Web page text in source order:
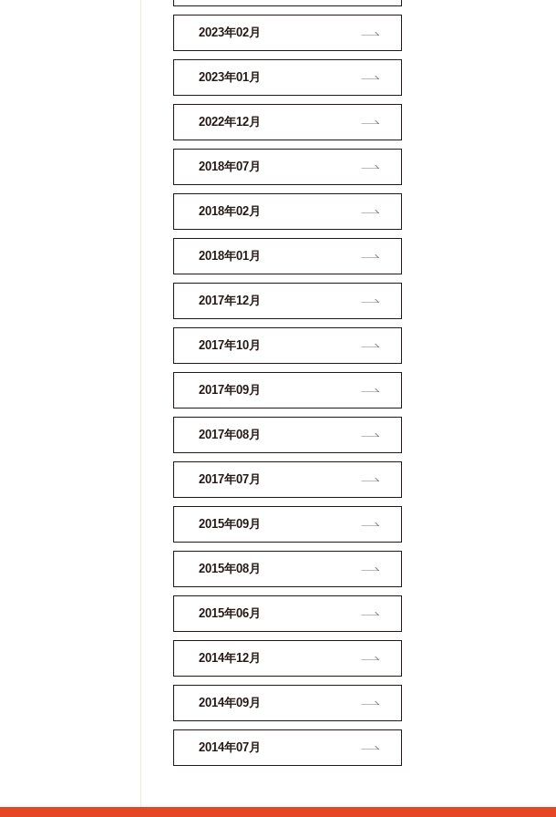
2023年02月
2023年01月
2022年12月
2018年07月
2018年02月
2018年01月
2017年12月
2017年10月
2017年09月
2017年08月
2017年07月
2015年09月
2015年08月
2015年06月
2014年12月
2014年09月
2014年07月